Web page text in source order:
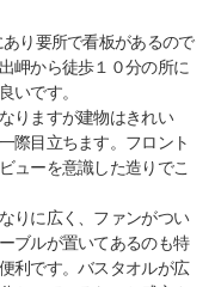
り要所で看板があるので
岬から徒歩１０分の所に
いです。
りますが建物はきれい
際目立ちます。フロント
ューを意識した造りでこ
りに広く、ファンがつい
ブルが置いてあるのも特
利です。バスタオルが広